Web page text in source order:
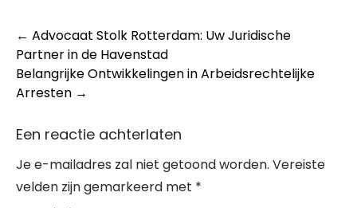
Post
navigation
← Advocaat Stolk Rotterdam: Uw Juridische
Partner in de Havenstad
Belangrijke Ontwikkelingen in Arbeidsrechtelijke
Arresten →
Een reactie achterlaten
Je e-mailadres zal niet getoond worden. Vereiste
velden zijn gemarkeerd met *